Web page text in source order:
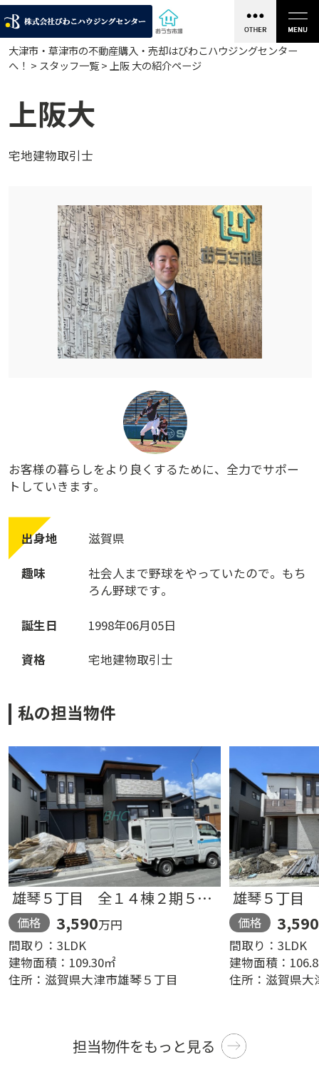
大津市・草津市の不動産購入・売却はびわこハウジングセンター
へ！ > スタッフ一覧> 上阪 大の紹介ページ
上阪大
宅地建物取引士
お客様の暮ら しをよ り 良く するために、 全力でサポー
ト していき ます。
出身地 滋賀県
趣味 社会人まで野球をやっていたので。 もち
ろん野球です。
誕生日 1998年06月05日
資格 宅地建物取引士
私の担当物件
雄琴５丁目 全１４棟２期５号棟
価格 3,590万円
間取り ： 3LDK
建物面積： 109.30㎡
住所 ： 滋賀県大津市雄琴５ 丁目
雄琴５丁目
価格 3,590
間取り ：3LDK
建物面積 ： 106.8
住所 ： 滋賀県大
担当物件をもっと見る